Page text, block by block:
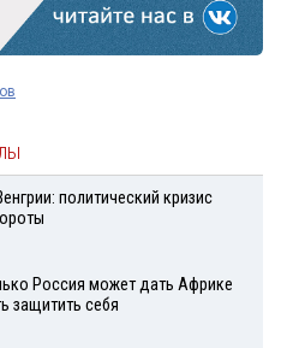
политический кризис
Россия может дать Африке
защитить себя